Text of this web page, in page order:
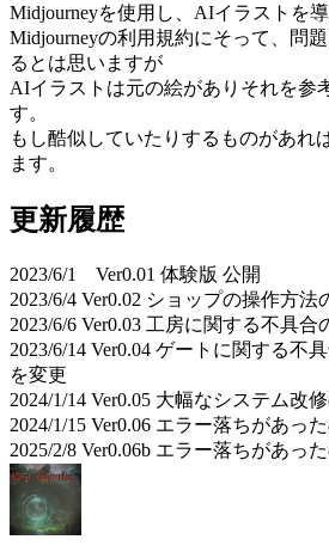
Midjourneyを使用し、AIイラストを導
Midjourneyの利用規約にそって、問
るとは思いますが
AIイラストは元の絵がありそれを参
す。
もし酷似していたりするものがあれ
ます。
更新履歴
2023/6/1 Ver0.01 体験版 公開
2023/6/4 Ver0.02 ショップの操作方
2023/6/6 Ver0.03 工房に関する不具合
2023/6/14 Ver0.04 ゲートに関する不
を変更
2024/1/14 Ver0.05 大幅なシステム改
2024/1/15 Ver0.06 エラー落ちがあっ
2025/2/8 Ver0.06b エラー落ちがあっ